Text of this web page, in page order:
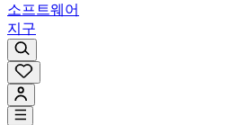
소프트웨어
지구